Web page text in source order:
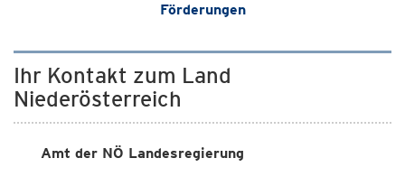
Förderungen
Ihr Kontakt zum Land
Niederösterreich
Amt der NÖ Landesregierung